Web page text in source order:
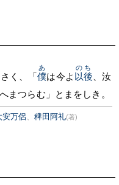
く、「僕
あ
は今よ 以後
のち
、汝
まつらむ」とまをしき。
安万侶、 稗田阿礼(著)